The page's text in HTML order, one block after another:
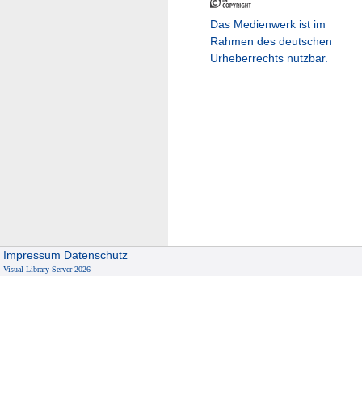
Das Medienwerk ist im
Rahmen des deutschen
Urheberrechts nutzbar.
Impressum Datenschutz
Visual Library Server 2026